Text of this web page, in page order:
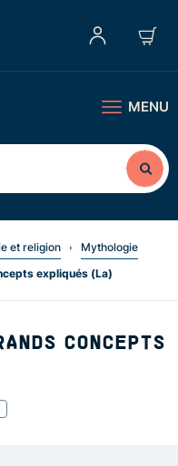
MENU
et religion
Mythologie
expliqués (La)
CONCEPTS